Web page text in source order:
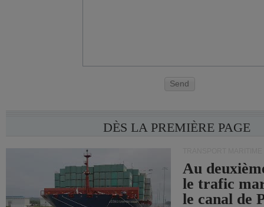
Send
DÈS LA PREMIÈRE PAGE
Au
le trafic
le canal de